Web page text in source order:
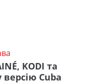
KODI та
Cuba